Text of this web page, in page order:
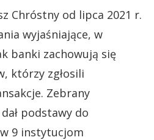
Chróstny od lipca 2021 r.
wyjaśniające, w
banki zachowują się
którzy zgłosili
Zebrany
podstawy do
9 instytucjom